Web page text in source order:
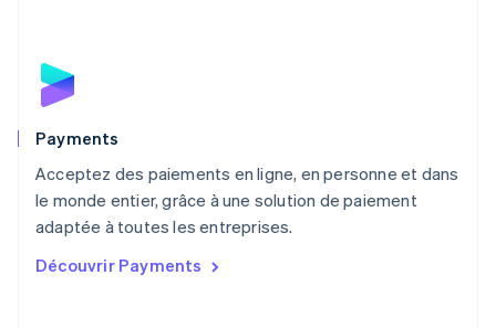
Payments
Acceptez des paiements en ligne, en personne et dans
le monde entier, grâce à une solution de paiement
adaptée à toutes les entreprises.
Découvrir Payments
Norvège
English
English
NederlandsEnglish
Pologne
English
PortuguêsEnglish